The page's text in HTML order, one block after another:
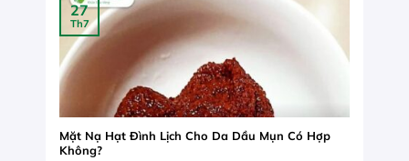
Mặt Nạ Hạt Đình Lịch Cho Da Dầu Mụn Có Hợp
Không?
27
Th7